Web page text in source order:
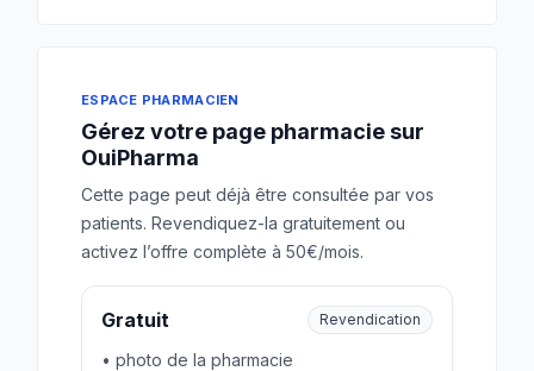
ESPACE PHARMACIEN
Gérez votre page pharmacie sur
OuiPharma
Cette page peut déjà être consultée par vos
patients. Revendiquez-la gratuitement ou
activez l’offre complète à 50€/mois.
Gratuit Revendication
• photo de la pharmacie